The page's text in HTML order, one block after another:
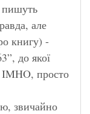
пишуть
але
книгу) -
до якої
IMHO, просто
звичайно